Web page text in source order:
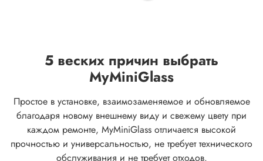
5 веских причин выбрать
MyMiniGlass
Простое в установке, взаимозаменяемое и обновляемое
благодаря новому внешнему виду и свежему цвету при
каждом ремонте, MyMiniGlass отличается высокой
прочностью и универсальностью, не требует технического
обслуживания и не требует отходов.